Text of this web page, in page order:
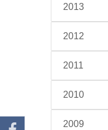
2013
2012
2011
2010
2009